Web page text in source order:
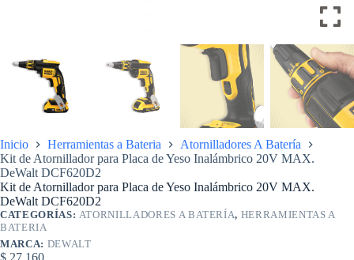
Inicio Herramientas a Bateria
Atornilladores A Batería
Kit de Atornillador para Placa de Yeso Inalámbrico 20V MAX.
DeWalt DCF620D2
Kit de Atornillador para Placa de Yeso Inalámbrico 20V MAX.
DeWalt DCF620D2
CATEGORÍAS: ATORNILLADORES A BATERÍA, HERRAMIENTAS A
BATERIA
MARCA: DEWALT
$ 27.160